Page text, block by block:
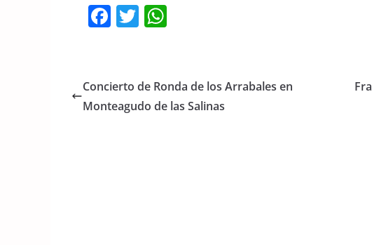
F
e
b
T
er s
A
Concierto de Ronda de los Arrabales en
Monteagudo de las Salinas